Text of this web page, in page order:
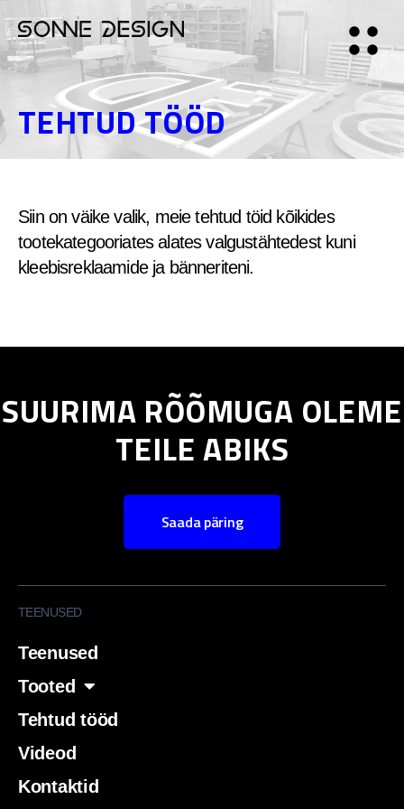
TEHTUD TÖÖD
Siin on väike valik, meie tehtud töid kõikides
tootekategooriates alates valgustähtedest kuni
kleebisreklaamide ja bänneriteni.
SUURIMA RÕÕMUGA OLEME
TEILE ABIKS
Saada päring
TEENUSED
Teenused
Tooted
Tehtud tööd
Videod
Kontaktid